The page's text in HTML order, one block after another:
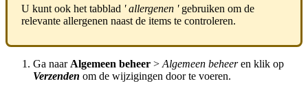
U kunt ook het tabblad ' allergenen 'gebruiken om de
relevante allergenen naast de items te controleren.
Ga naar Algemeen beheer > Algemeen beheeren klik op
Verzenden om de wijzigingen door te voeren.